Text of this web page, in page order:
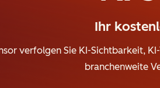
Ihr
verfolgen Sie KI-Sichtbarkeit,
branchenweite